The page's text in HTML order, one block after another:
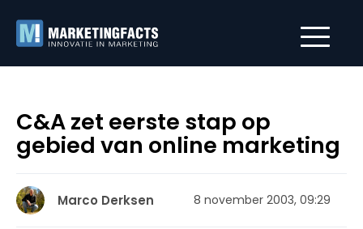
C&A zet eerste stap op
gebied van online marketing
Marco Derksen 8 november 2003, 09:29